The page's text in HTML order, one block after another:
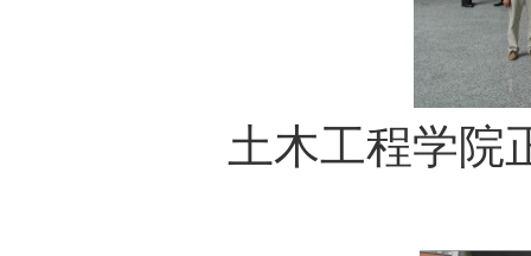
土木工程学院